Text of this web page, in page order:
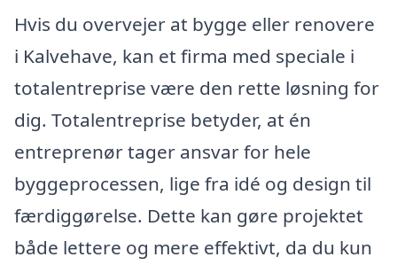
Hvis du overvejer at bygge eller renovere
i Kalvehave, kan et firma med speciale i
totalentreprise være den rette løsning for
dig. Totalentreprise betyder, at én
entreprenør tager ansvar for hele
byggeprocessen, lige fra idé og design til
færdiggørelse. Dette kan gøre projektet
både lettere og mere effektivt, da du kun